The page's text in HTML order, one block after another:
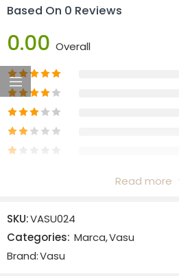
Based On 0 Reviews
0.00 Overall
There are no reviews yet.
Read more
SKU:VASU024
Categories: Marca,Vasu
Brand:Vasu